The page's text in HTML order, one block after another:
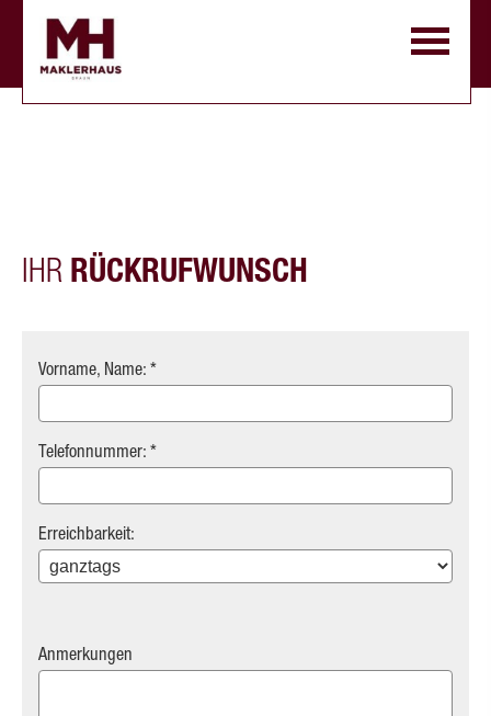
IHR RÜCKRUFWUNSCH
Vorname, Name: *
Telefonnummer: *
Erreichbarkeit:
Anmerkungen